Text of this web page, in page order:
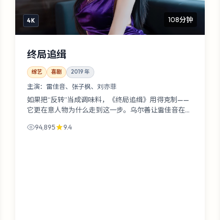
4K 108分钟
终局追缉
综艺 喜剧 2019 年
主演： 雷佳音、张子枫、刘亦菲
如果把“反转”当成调味料，《终局追缉》用得克制——
它更在意人物为什么走到这一步。乌尔善让雷佳音在写
94,895
9.4